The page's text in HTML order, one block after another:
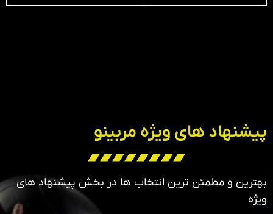
پیشنهاد های ویژه مربینو
بهترین و مطمئن ترین انتخاب ها در بخش پیشنهاد های
ویژه